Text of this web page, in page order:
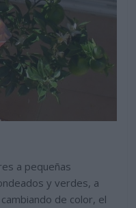
a pequeñas
y verdes, a
de color, el